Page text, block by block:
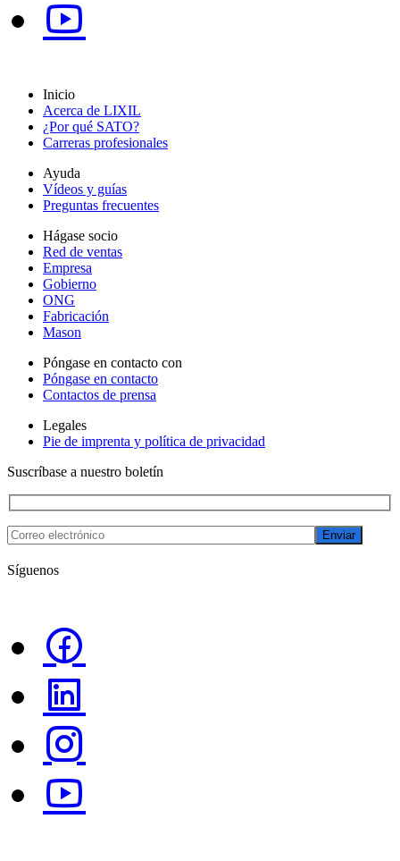
Inicio
Acerca de LIXIL
¿Por qué SATO?
Carreras profesionales
Ayuda
Vídeos y guías
Preguntas frecuentes
Hágase socio
Red de ventas
Empresa
Gobierno
ONG
Fabricación
Mason
Póngase en contacto con
Póngase en contacto
Contactos de prensa
Legales
Pie de imprenta y política de privacidad
Suscríbase a nuestro boletín
Enviar
Síguenos